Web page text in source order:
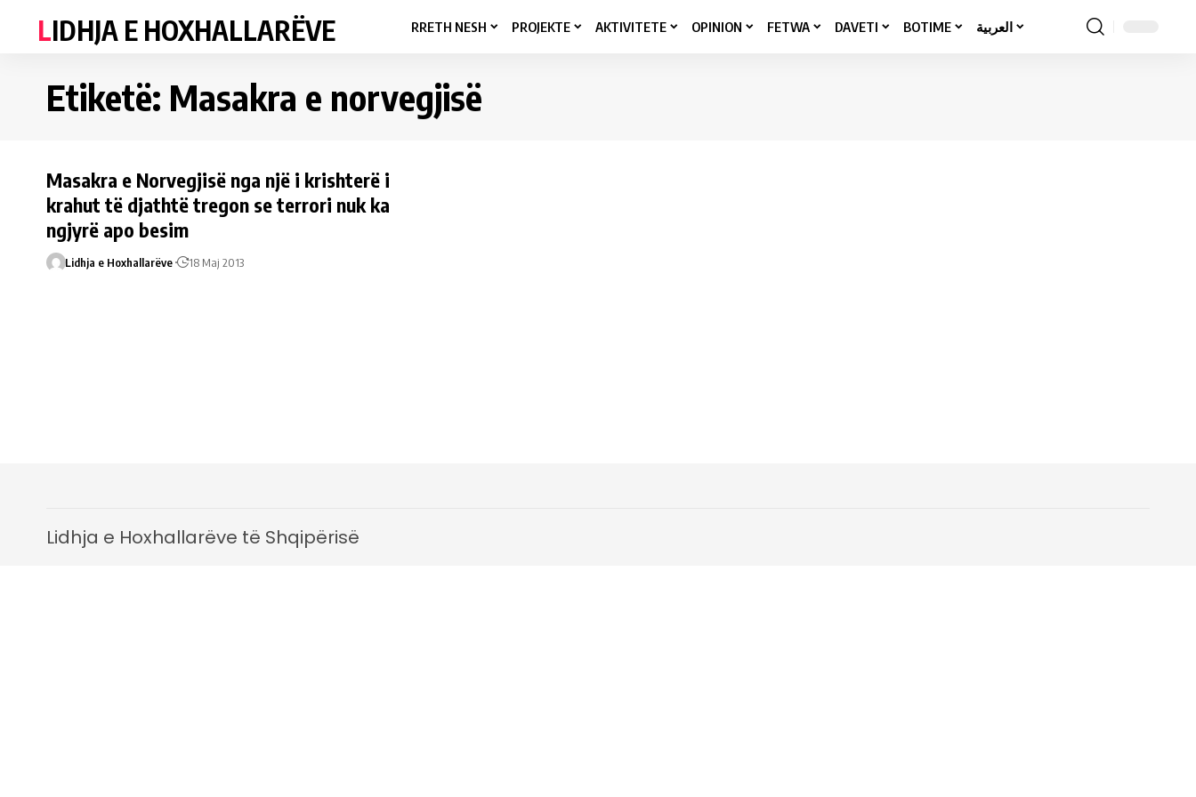
LIDHJA E HOXHALLARËVE RRETH NESH PROJEKTE AKTIVITETE OPINION FETWA DAVETI BOTIME العربية
Etiketë: Masakra e norvegjisë
Masakra e Norvegjisë nga një i krishterë i
krahut të djathtë tregon se terrori nuk ka
ngjyrë apo besim
Lidhja e Hoxhallarëve 18 Maj 2013
Lidhja e Hoxhallarëve të Shqipërisë